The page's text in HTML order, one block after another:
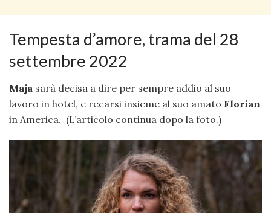
Tempesta d’amore, trama del 28
settembre 2022
Maja sarà decisa a dire per sempre addio al suo
lavoro in hotel, e recarsi insieme al suo amato Florian
in America. (L’articolo continua dopo la foto.)